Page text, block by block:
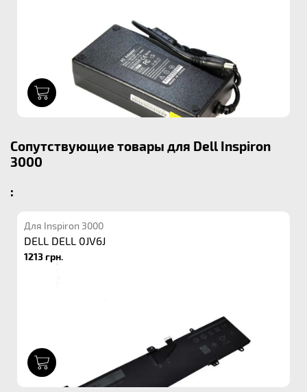
Сопутствующие товары для Dell Inspiron
3000
:
Для Inspiron 3000
DELL DELL 0JV6J
1213 грн.